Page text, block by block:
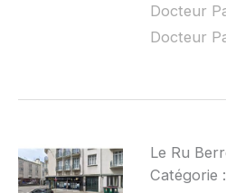
Le Ru
Catégorie :